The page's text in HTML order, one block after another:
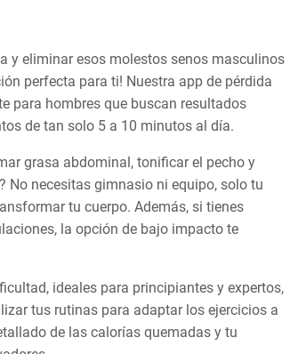
y eliminar esos molestos senos masculinos
perfecta para ti! Nuestra app de pérdida
para hombres que buscan resultados
de tan solo 5 a 10 minutos al día.
grasa abdominal, tonificar el pecho y
No necesitas gimnasio ni equipo, solo tu
tu cuerpo. Además, si tienes
la opción de bajo impacto te
ideales para principiantes y expertos,
tus rutinas para adaptar los ejercicios a
de las calorías quemadas y tu